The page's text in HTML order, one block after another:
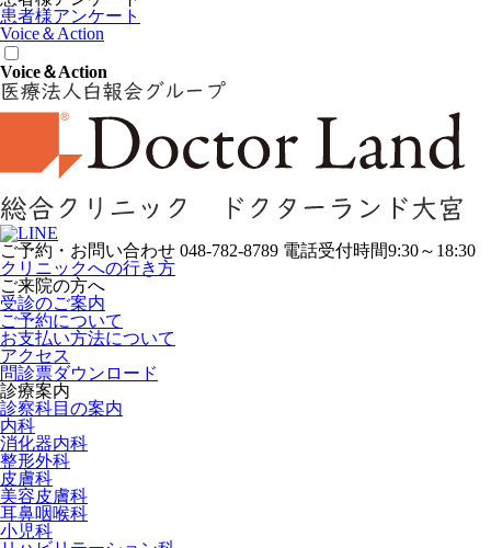
患者様アンケート
Voice＆Action
Voice＆Action
ご予約・お問い合わせ 048-782-8789 電話受付時間9:30～18:30
クリニックへの行き方
ご来院の方へ
受診のご案内
ご予約について
お支払い方法について
アクセス
問診票ダウンロード
診療案内
診察科目の案内
内科
消化器内科
整形外科
皮膚科
美容皮膚科
耳鼻咽喉科
小児科